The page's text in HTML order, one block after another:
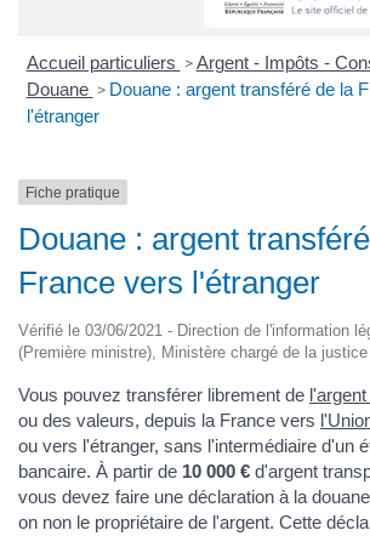
Accueil particuliers > Argent - Impôts -
Douane > Douane : argent transféré de la
l'étranger
Fiche pratique
Douane : argent
France vers l'étranger
Vérifié le 03/06/2021 - Direction de l'information
(Première ministre), Ministère chargé de la justice
Vous pouvez transférer librement de
ou des valeurs, depuis la France vers
ou vers l'étranger, sans l'intermédiaire d'un
bancaire. À partir de 10 000 € d'argent
vous devez faire une déclaration à la
on non le propriétaire de l'argent. Cette